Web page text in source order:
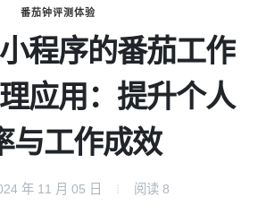
番茄钟评测体验
程序的番茄工作
应用：提升个人
与工作成效
年 11 月 05 日 阅读 8